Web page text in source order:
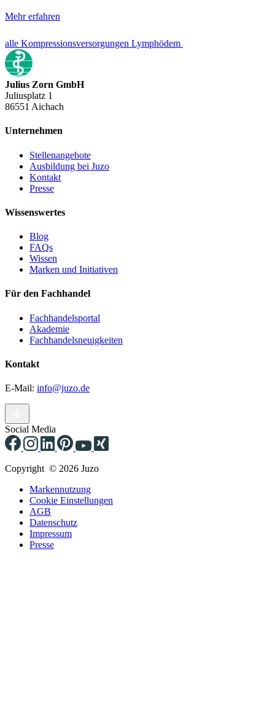
Mehr erfahren
alle Kompressionsversorgungen Lymphödem
Julius Zorn GmbH
Juliusplatz 1
86551 Aichach
Unternehmen
Stellenangebote
Ausbildung bei Juzo
Kontakt
Presse
Wissenswertes
Blog
FAQs
Wissen
Marken und Initiativen
Für den Fachhandel
Fachhandelsportal
Akademie
Fachhandelsneuigkeiten
Kontakt
E-Mail: info@juzo.de
Social Media
Copyright © 2026 Juzo
Markennutzung
Cookie Einstellungen
AGB
Datenschutz
Impressum
Presse